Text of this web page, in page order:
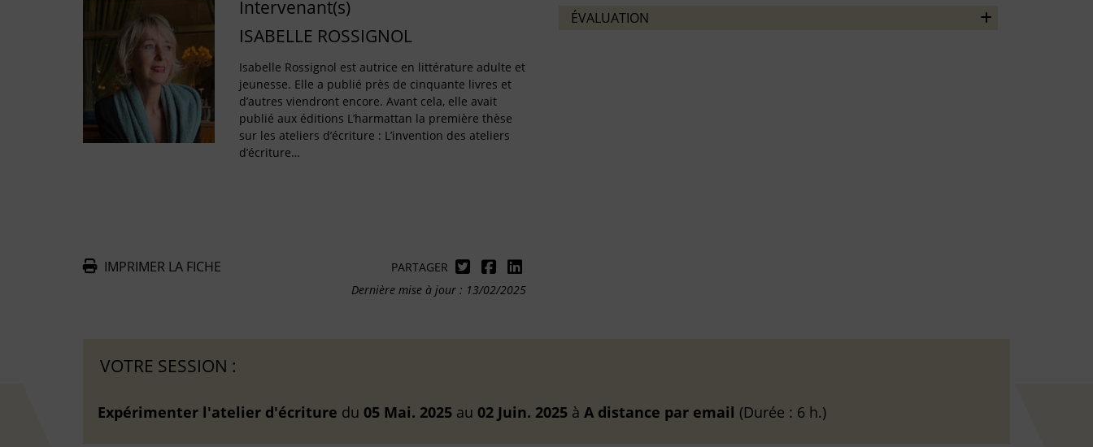
Intervenant(s)
ISABELLE ROSSIGNOL
Isabelle Rossignol est autrice en littérature adulte et
jeunesse. Elle a publié près de cinquante livres et
d’autres viendront encore. Avant cela, elle avait
publié aux éditions L’harmattan la première thèse
sur les ateliers d’écriture : L’invention des ateliers
d’écriture…
IMPRIMER LA FICHE
PARTAGER
Dernière mise à jour : 13/02/2025
ÉVALUATION
VOTRE SESSION :
Expérimenter l'atelier d'écriture du 05 Mai. 2025 au 02 Juin. 2025 à A distance par email (Durée : 6 h.)